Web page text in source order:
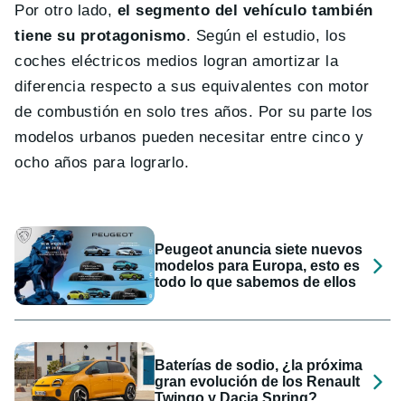
Por otro lado, el segmento del vehículo también
tiene su protagonismo. Según el estudio, los
coches eléctricos medios logran amortizar la
diferencia respecto a sus equivalentes con motor
de combustión en solo tres años. Por su parte los
modelos urbanos pueden necesitar entre cinco y
ocho años para lograrlo.
Peugeot anuncia siete nuevos
modelos para Europa, esto es
todo lo que sabemos de ellos
Baterías de sodio, ¿la próxima
gran evolución de los Renault
Twingo y Dacia Spring?